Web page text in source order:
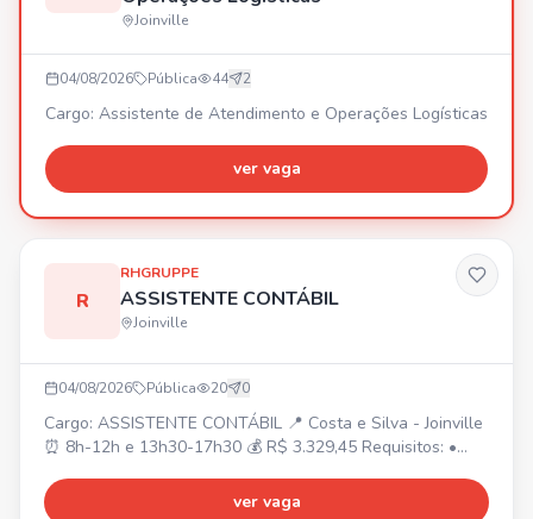
Joinville
04/08/2026 Pública 44 2
Cargo: Assistente de Atendimento e Operações Logísticas
ver vaga
R
RHGRUPPE
ASSISTENTE CONTÁBIL
Joinville
04/08/2026 Pública 20 0
Cargo: ASSISTENTE CONTÁBIL 📍 Costa e Silva - Joinville
⏰ 8h-12h e 13h30-17h30 💰 R$ 3.329,45 Requisitos: •
Técnico em Contabilidade completo. • Experiência na área
ver vaga